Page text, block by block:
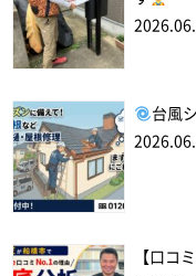
台風
【口コ